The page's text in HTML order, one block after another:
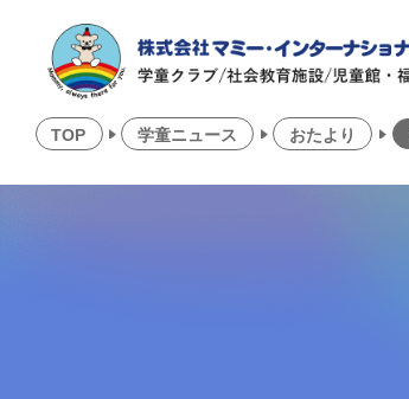
TOP 学童ニュース おたより